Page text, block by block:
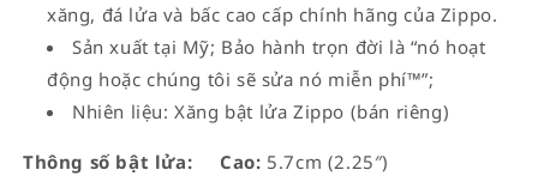
xăng, đá lửa và bấc cao cấp chính hãng của Zippo.
Sản xuất tại Mỹ; Bảo hành trọn đời là “nó hoạt
động hoặc chúng tôi sẽ sửa nó miễn phí™”;
Nhiên liệu: Xăng bật lửa Zippo (bán riêng)
Thông số bật lửa: Cao: 5.7cm (2.25″)